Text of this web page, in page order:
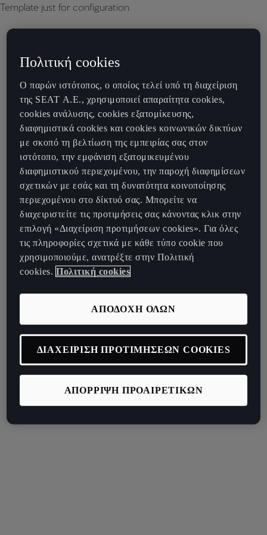
Template just for configuration
Πολιτική cookies
Ο παρών ιστότοπος, ο οποίος τελεί υπό τη διαχείριση
της SEAT Α.Ε., χρησιμοποιεί απαραίτητα cookies,
cookies ανάλυσης, cookies εξατομίκευσης,
διαφημιστικά cookies και cookies κοινωνικών δικτύων
με σκοπό τη βελτίωση της εμπειρίας σας στον
ιστότοπο, την εμφάνιση εξατομικευμένου
διαφημιστικού περιεχομένου, την παροχή διαφημίσεων
σχετικών με εσάς και τη δυνατότητα κοινοποίησης
περιεχομένου στο δίκτυό σας. Μπορείτε να
διαχειριστείτε τις προτιμήσεις σας κάνοντας κλικ στην
επιλογή «Διαχείριση προτιμήσεων cookies». Για όλες
τις πληροφορίες σχετικά με κάθε τύπο cookie που
χρησιμοποιούμε, ανατρέξτε στην Πολιτική
cookies. Πολιτική cookies
ΑΠΟΡΡΙΨΗ ΠΡΟΑΙΡΕΤΙΚΩΝ
ΑΠΟΔΟΧΗ ΟΛΩΝ
ΔΙΑΧΕΙΡΙΣΗ ΠΡΟΤΙΜΗΣΕΩΝ COOKIES